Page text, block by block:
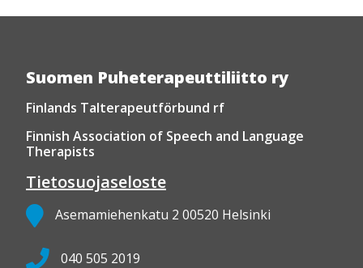
Suomen Puheterapeuttiliitto ry
Finlands Talterapeutförbund rf
Finnish Association of Speech and Language
Therapists
Tietosuojaseloste
Asemamiehenkatu 2 00520 Helsinki
040 505 2019